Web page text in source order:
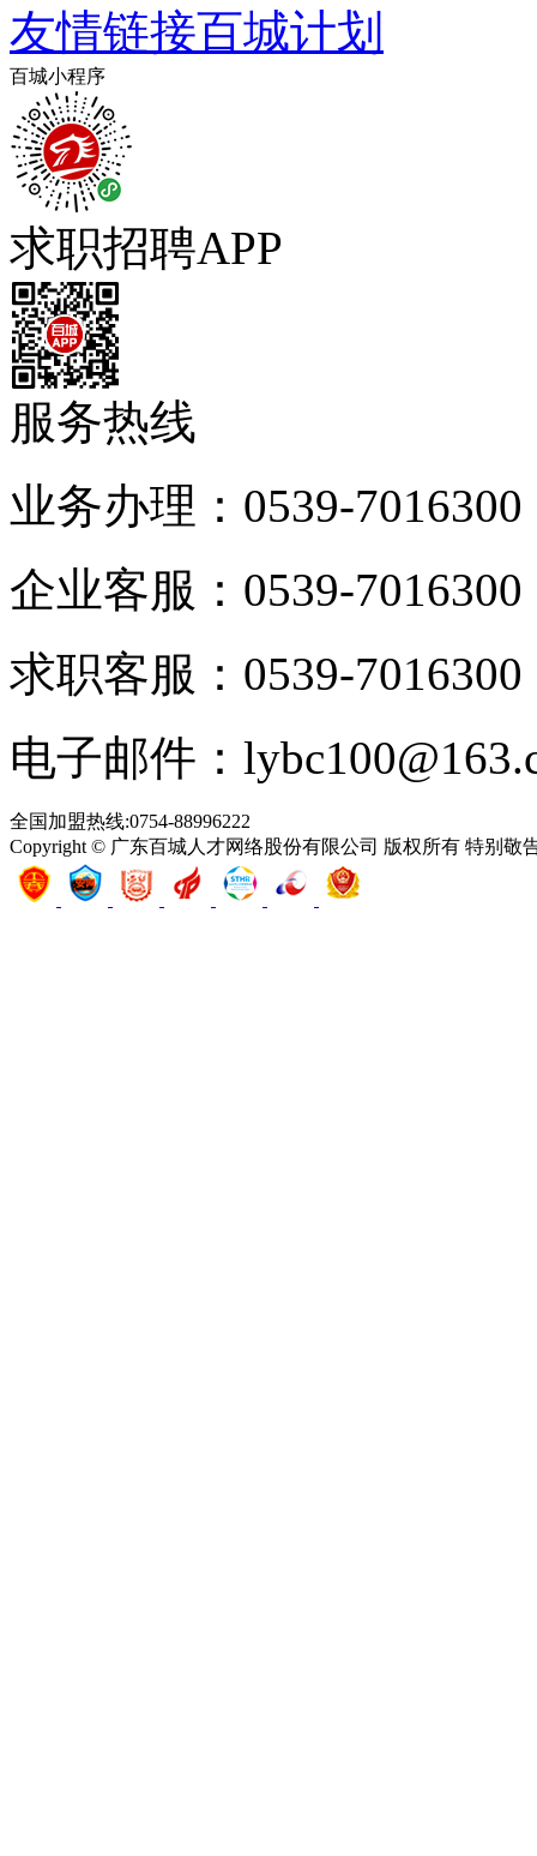
友情链接百城计划
百城小程序
求职招聘APP
服务热线
业务办理：0539-7016300
企业客服：0539-7016300
求职客服：0539-7016300
电子邮件：
全国加盟热线:0754-88996222
Copyright © 广东百城人才网络股份有限公司 版权所有 特别敬